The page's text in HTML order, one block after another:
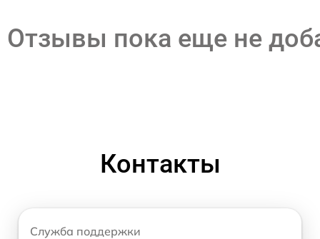
Отзывы пока еще не
Контакты
Служба поддержки